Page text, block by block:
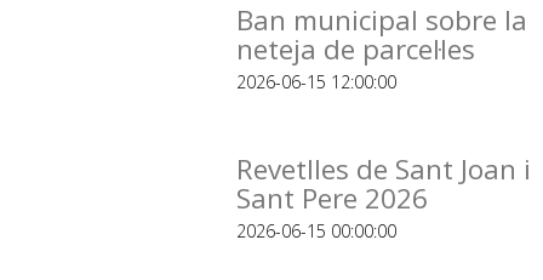
Ban municipal sobre la
neteja de parcel·les
2026-06-15 12:00:00
Revetlles de Sant Joan i
Sant Pere 2026
2026-06-15 00:00:00